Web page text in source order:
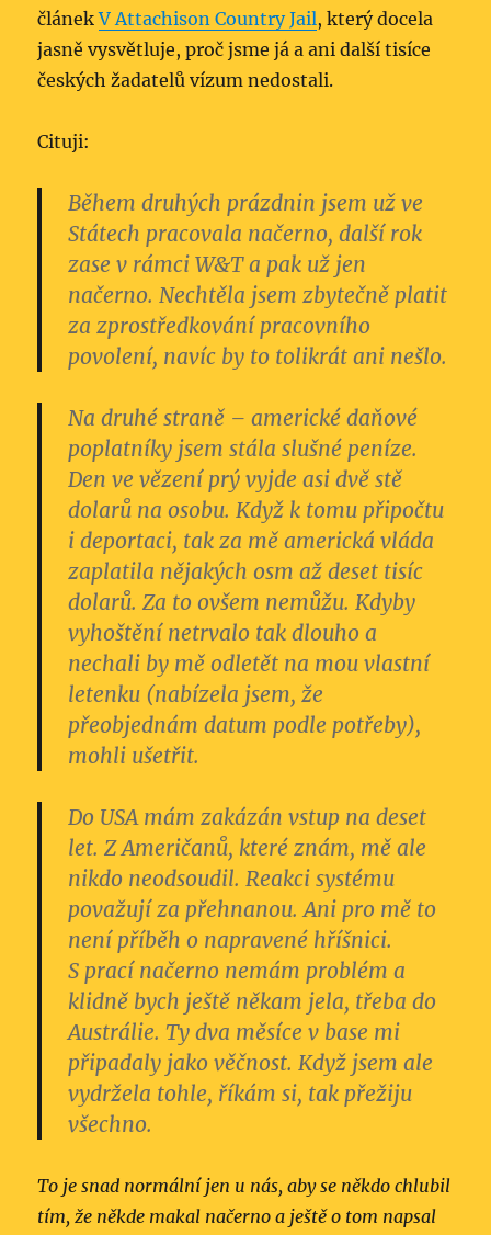
článekV Attachison Country Jail, který docela
jasně vysvětluje, proč jsme já a ani další tisíce
českých žadatelů vízum nedostali.
Cituji:
Během druhých prázdnin jsem už ve
Státech pracovala načerno, další rok
zase v rámci W&T a pak už jen
načerno. Nechtěla jsemzbytečně platit
za zprostředkování pracovního
povolení, navíc by to tolikrát ani nešlo.
Na druhé straně – americké daňové
poplatníky jsem stála slušné peníze.
Den ve vězení prý vyjde asi dvě stě
dolarů na osobu. Když k tomu připočtu
i deportaci, tak za mě americká vláda
zaplatila nějakých osm až deset tisíc
dolarů.Za to ovšem nemůžu. Kdyby
vyhoštění netrvalo tak dlouho a
nechali by mě odletět na mou vlastní
letenku (nabízela jsem, že
přeobjednám datum podle potřeby),
mohli ušetřit.
Do USA mám zakázán vstup na deset
let. Z Američanů, které znám, mě ale
nikdo neodsoudil. Reakci systému
považují za přehnanou. Ani pro mě to
není příběh o napravené hříšnici.
S prací načerno nemám problém a
klidně bych ještě někam jela, třeba do
Austrálie. Ty dva měsíce v base mi
připadaly jako věčnost. Když jsem ale
vydržela tohle, říkám si, tak přežiju
všechno.
To je snad normální jen u nás, aby se někdo chlubil
tím, že někde makal načerno a ještě o tom napsal